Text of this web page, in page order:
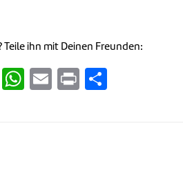
Teile ihn mit Deinen Freunden:
LinkedIn
WhatsApp
EmailPrint